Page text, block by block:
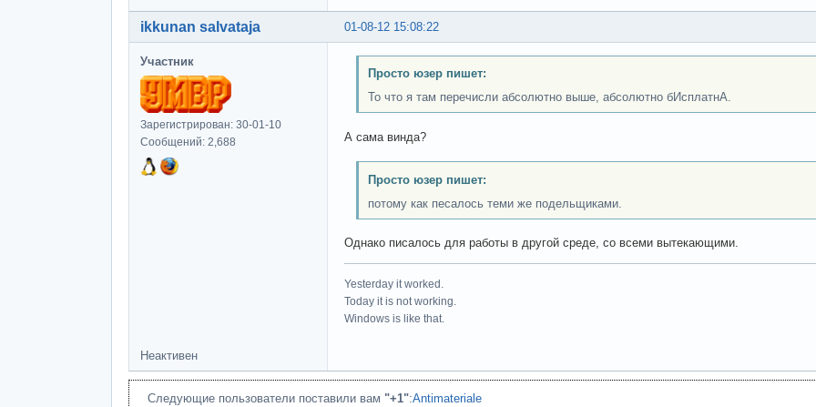
01-08-12 15:08:22
ikkunan salvataja
Участник
Зарегистрирован: 30-01-10
Сообщений: 2,688
Просто юзер пишет:
То что я там перечисли абсолютно выше, абсолютно бИсплатнА.
А сама винда?
Просто юзер пишет:
потому как песалось теми же подельщиками.
Однако писалось для работы в другой среде, со всеми вытекающими.
Yesterday it worked.
Today it is not working.
Windows is like that.
Неактивен
Следующие пользователи поставили вам "+1":Antimateriale